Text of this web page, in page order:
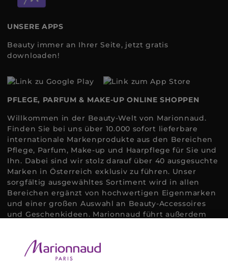
UNSERE APPS
Beauty immer an Ihrer Seite, jetzt gratis
downloaden!
PFLEGE, PARFUM & MAKE-UP ONLINE SHOPPEN
Willkommen in der Beauty-Welt von Marionnaud.
Finden Sie bei uns über 10.000 sofort lieferbare
internationale Markenprodukte aus den Bereichen
Pflege, Parfum, Make-up und Haarpflege für Sie und
Ihn. Dabei sind wir stolz darauf über 40 ausgesuchte
Marken in Österreich exklusiv zu führen. Unser
sorgfältig ausgewähltes Sortiment wird in allen
Bereichen ergänzt von hochwertigen Eigenmarken
und einer großen Auswahl an Beauty-Accessoires
und Geschenkideen. Marionnaud führt außerdem
Bedürfnissen individuell mit der perfekten Lösung
helfen zu können. Entdecken Sie auch unsere